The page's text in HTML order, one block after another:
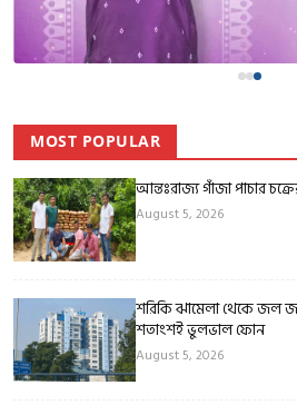
MOST POPULAR
আন্তঃরাজ্য গাঁজা পাচার
August 5, 2026
শরিকি ঝামেলা থেকে জল
শতাংশই ভুলভাল ফোন
August 5, 2026